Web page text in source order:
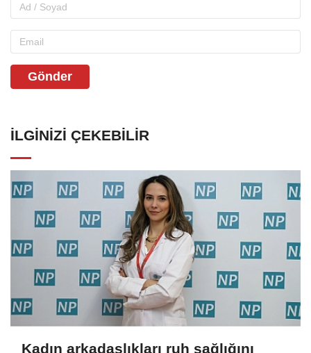
Gönder
İLGINIZI ÇEKEBILIR
Kadın arkadaşlıkları ruh sağlığını